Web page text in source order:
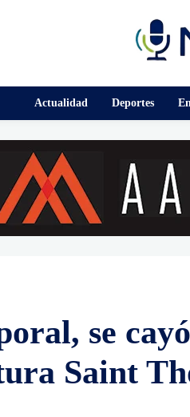
Actualidad Deportes
se
Saint